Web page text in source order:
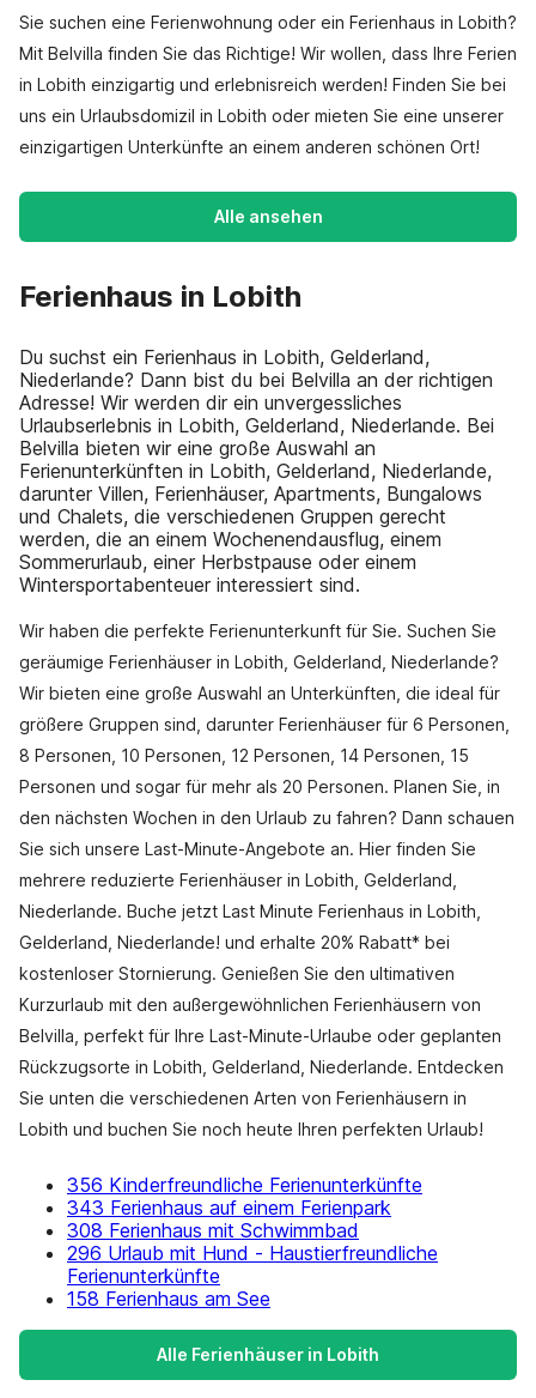
Sie suchen eine Ferienwohnung oder ein Ferienhaus in Lobith?
Mit Belvilla finden Sie das Richtige! Wir wollen, dass Ihre Ferien
in Lobith einzigartig und erlebnisreich werden! Finden Sie bei
uns ein Urlaubsdomizil in Lobith oder mieten Sie eine unserer
einzigartigen Unterkünfte an einem anderen schönen Ort!
Alle ansehen
Ferienhaus in Lobith
Du suchst ein Ferienhaus in Lobith, Gelderland,
Niederlande? Dann bist du bei Belvilla an der richtigen
Adresse! Wir werden dir ein unvergessliches
Urlaubserlebnis in Lobith, Gelderland, Niederlande. Bei
Belvilla bieten wir eine große Auswahl an
Ferienunterkünften in Lobith, Gelderland, Niederlande,
darunter Villen, Ferienhäuser, Apartments, Bungalows
und Chalets, die verschiedenen Gruppen gerecht
werden, die an einem Wochenendausflug, einem
Sommerurlaub, einer Herbstpause oder einem
Wintersportabenteuer interessiert sind.
Wir haben die perfekte Ferienunterkunft für Sie. Suchen Sie
geräumige Ferienhäuser in Lobith, Gelderland, Niederlande?
Wir bieten eine große Auswahl an Unterkünften, die ideal für
größere Gruppen sind, darunter Ferienhäuser für 6 Personen,
8 Personen, 10 Personen, 12 Personen, 14 Personen, 15
Personen und sogar für mehr als 20 Personen. Planen Sie, in
den nächsten Wochen in den Urlaub zu fahren? Dann schauen
Sie sich unsere Last-Minute-Angebote an. Hier finden Sie
mehrere reduzierte Ferienhäuser in Lobith, Gelderland,
Niederlande. Buche jetzt Last Minute Ferienhaus in Lobith,
Gelderland, Niederlande! und erhalte 20% Rabatt* bei
kostenloser Stornierung. Genießen Sie den ultimativen
Kurzurlaub mit den außergewöhnlichen Ferienhäusern von
Belvilla, perfekt für Ihre Last-Minute-Urlaube oder geplanten
Rückzugsorte in Lobith, Gelderland, Niederlande. Entdecken
Sie unten die verschiedenen Arten von Ferienhäusern in
Lobith und buchen Sie noch heute Ihren perfekten Urlaub!
356 Kinderfreundliche Ferienunterkünfte
343 Ferienhaus auf einem Ferienpark
308 Ferienhaus mit Schwimmbad
296 Urlaub mit Hund - Haustierfreundliche
Ferienunterkünfte
158 Ferienhaus am See
Alle Ferienhäuser in Lobith